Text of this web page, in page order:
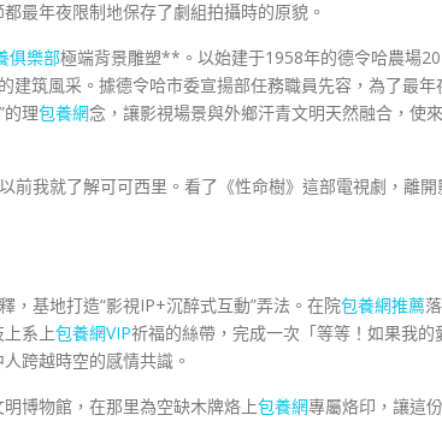
最年夜限制地保存了劇組拍攝時的原貌。
俱樂部極端背景雕塑**。以始建于1958年的德令哈農場
建筑風采。據德令哈市委宣揚部任務職員先容，為了最年
理包養網念，讓影視場景與外鄉汗青文明天然融合，使來
前我就了解可可西里。看了《性命樹》這部電視劇，離開
，基地打造“影視IP+沉醉式互動”弄法。在院包養網推薦落
系上包養網VIP祈福的絲帶，完成一次「等等！如果我的
跨越時空的感情共識。
博物館，在那里為空缺木牌烙上包養網專屬烙印，讓這份